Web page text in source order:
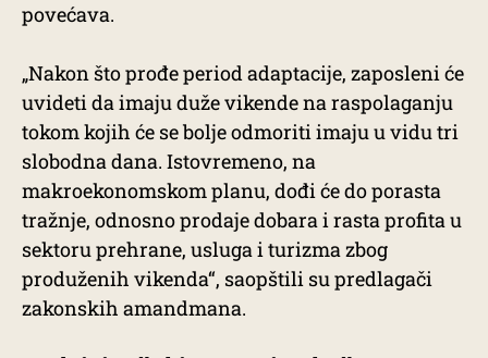
povećava.
„Nakon što prođe period adaptacije, zaposleni će
uvideti da imaju duže vikende na raspolaganju
tokom kojih će se bolje odmoriti imaju u vidu tri
slobodna dana. Istovremeno, na
makroekonomskom planu, dođi će do porasta
tražnje, odnosno prodaje dobara i rasta profita u
sektoru prehrane, usluga i turizma zbog
produženih vikenda“, saopštili su predlagači
zakonskih amandmana.